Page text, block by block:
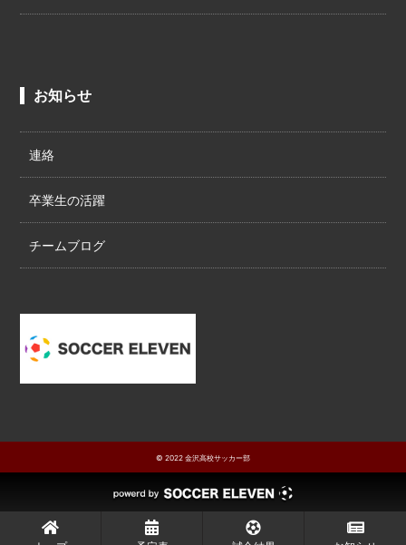
お知らせ
連絡
卒業生の活躍
チームブログ
© 2022 金沢高校サッカー部